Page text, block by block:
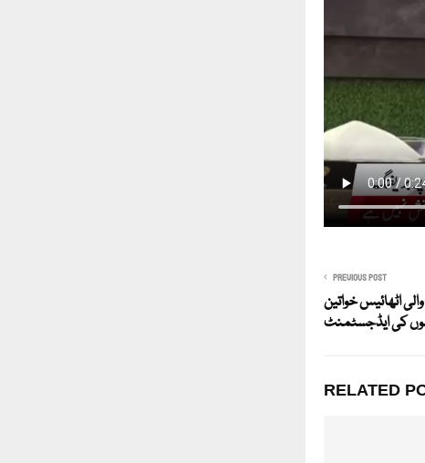
PREVIOUS POST
اٹھائیس خواتین
کی ایڈجسٹمنٹ
RELATED